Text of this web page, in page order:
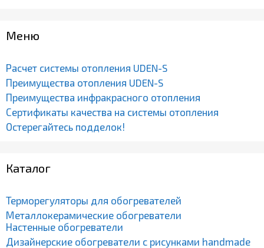
Меню
Расчет системы отопления UDEN-S
Преимущества отопления UDEN-S
Преимущества инфракрасного отопления
Сертификаты качества на системы отопления
Остерегайтесь подделок!
Каталог
Терморегуляторы для обогревателей
Металлокерамические обогреватели
Настенные обогреватели
Дизайнерские обогреватели с рисунками handmade